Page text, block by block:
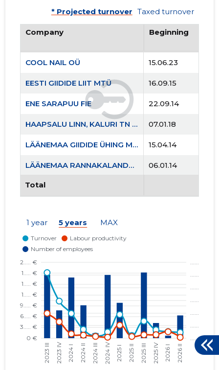
* Projected turnover Taxed turnover
Company Beginning
COOL NAIL OÜ 15.06.23
EESTI GIIDIDE LIIT MTÜ 16.09.15
ENE SARAPUU FIE 22.09.14
HAAPSALU LINN, KALURI TN 24 KORTERIÜHISTU 07.01.18
LÄÄNEMAA GIIDIDE ÜHING MTÜ 15.04.14
LÄÄNEMAA RANNAKALANDUSE SELTS MTÜ 06.01.14
RÄLBY KÜLASELTS MTÜ
VORMSI EDENDUSSELTS MTÜ
Total
1 year 5 years MAX